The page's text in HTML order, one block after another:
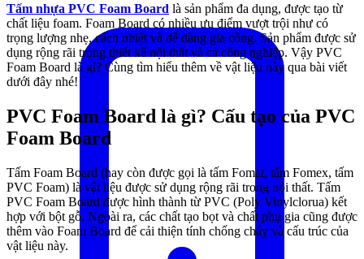
Tấm nhựa PVC Foam Board là sản phẩm đa dụng, được tạo từ
chất liệu foam. Foam Board có nhiều ưu điểm vượt trội như có
trọng lượng nhẹ, cách nhiệt và dễ dàng gia công. Sản phẩm được sử
dụng rộng rãi trong thiết kế nội thất và cả công nghiệp. Vậy PVC
Foam Board là gì? Cùng tìm hiểu thêm về vật liệu này qua bài viết
dưới đây nhé!
PVC Foam Board là gì? Cấu tạo của PVC
Foam Board
Tấm Foam Board (hay còn được gọi là tấm Fomat, tấm Fomex, tấm
PVC Foam) là vật liệu được sử dụng rộng rãi trong nội thất. Tấm
PVC Foam Board được hình thành từ PVC (Poly Vinylclorua) kết
hợp với bột gỗ. Ngoài ra, các chất tạo bọt và chất phụ gia cũng được
thêm vào Foam Board để cải thiện tính chống cháy và cấu trúc của
vật liệu này.